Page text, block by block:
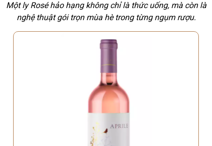
Một ly Rosé hảo hạng không chỉ là thức uống, mà còn là
nghệ thuật gói trọn mùa hè trong từng ngụm rượu.